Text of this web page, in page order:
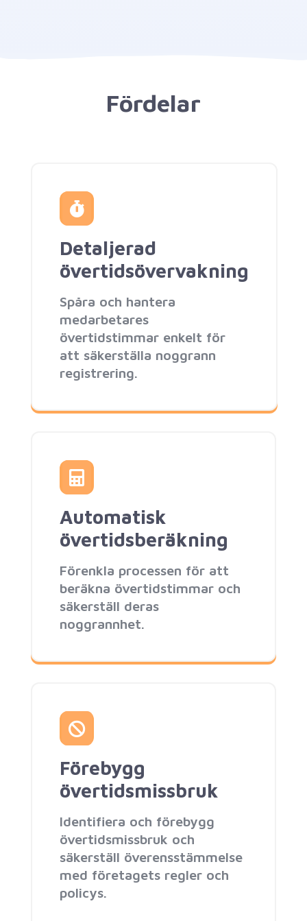
Fördelar
Detaljerad
övertidsövervakning
Spåra och hantera
medarbetares
övertidstimmar enkelt för
att säkerställa noggrann
registrering.
Automatisk
övertidsberäkning
Förenkla processen för att
beräkna övertidstimmar och
säkerställ deras
noggrannhet.
Förebygg
övertidsmissbruk
Identifiera och förebygg
övertidsmissbruk och
säkerställ överensstämmelse
med företagets regler och
policys.